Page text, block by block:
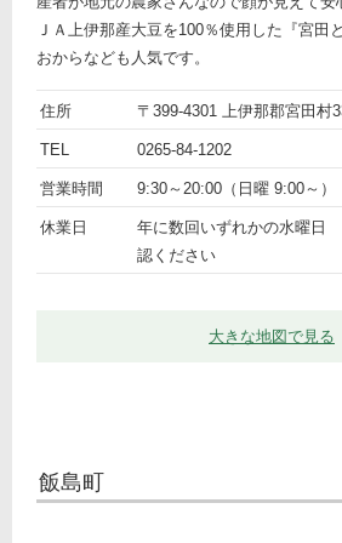
ＪＡ上伊那産大豆を100％使用した『宮田
おからなども人気です。
ト
ッ
ク
細
名
売所
「A・
コー
田
住所 〒399-4301 上伊那郡宮田村
TEL 0265-84-1202
営業時間 9:30～20:00（日曜 9:00～）
休業日
年に数回いずれかの水曜
認ください
大きな地図で見る
飯島町